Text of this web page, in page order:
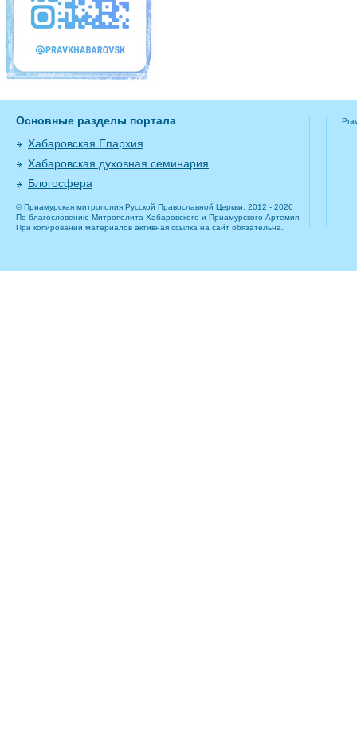
Основные разделы портала
Хабаровская Епархия
Хабаровская духовная семинария
Блогосфера
© Приамурская митрополия Русской Православной Церкви, 2012 - 2026
По благословению Митрополита Хабаровского и Приамурского Артемия.
При копировании материалов активная ссылка на сайт обязательна.